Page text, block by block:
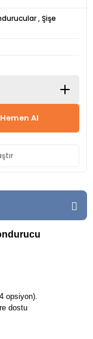
,Şişe
Hemen Al
opsiyon).
dostu